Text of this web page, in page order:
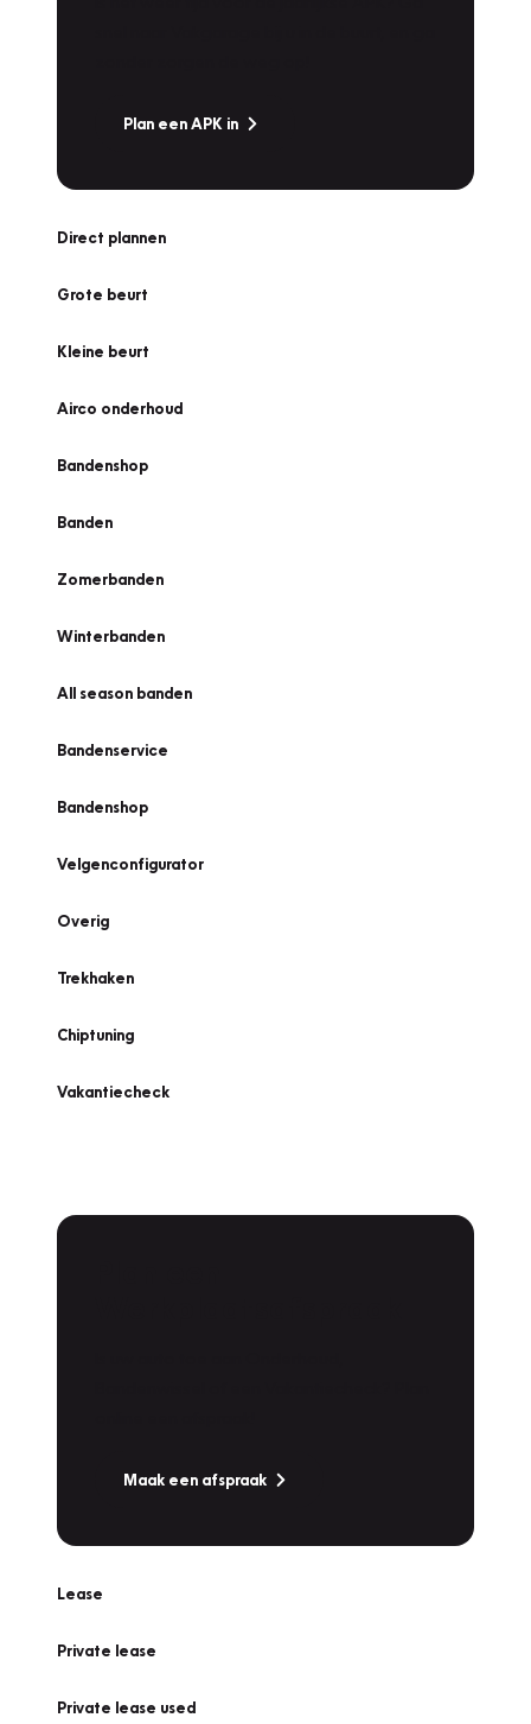
Plan een APK in
Direct plannen
Grote beurt
Kleine beurt
Airco onderhoud
Bandenshop
Banden
Zomerbanden
Winterbanden
All season banden
Bandenservice
Bandenshop
Velgenconfigurator
Overig
Trekhaken
Chiptuning
Vakantiecheck
Maak een afspraak
Lease
Private lease
Private lease used